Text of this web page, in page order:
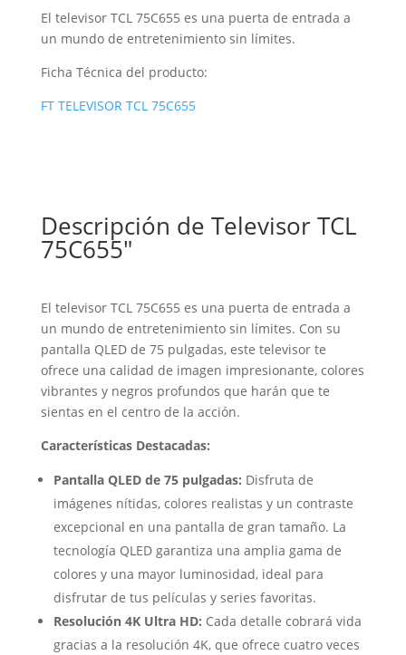
El televisor TCL 75C655 es una puerta de entrada a
un mundo de entretenimiento sin límites.
Ficha Técnica del producto:
FT TELEVISOR TCL 75C655
Descripción de Televisor TCL
75C655″
El televisor TCL 75C655 es una puerta de entrada a
un mundo de entretenimiento sin límites. Con su
pantalla QLED de 75 pulgadas, este televisor te
ofrece una calidad de imagen impresionante, colores
vibrantes y negros profundos que harán que te
sientas en el centro de la acción.
Características Destacadas:
Pantalla QLED de 75 pulgadas: Disfruta de
imágenes nítidas, colores realistas y un contraste
excepcional en una pantalla de gran tamaño. La
tecnología QLED garantiza una amplia gama de
colores y una mayor luminosidad, ideal para
disfrutar de tus películas y series favoritas.
Resolución 4K Ultra HD: Cada detalle cobrará vida
gracias a la resolución 4K, que ofrece cuatro veces